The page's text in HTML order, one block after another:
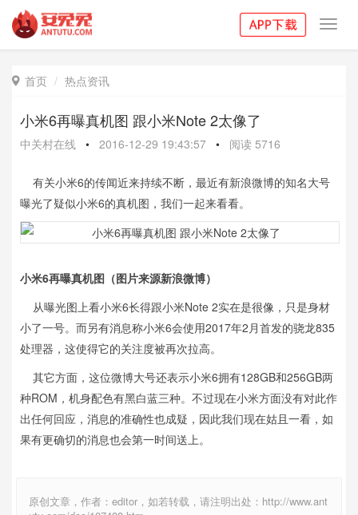
 首页 热点资讯
小米6再曝真机图 跟小米Note 2太像了
中关村在线 • 2016-12-29 19:43:57 • 阅读 5716
有关小米6的传闻近来持续不断，最近有新浪微博的知名大号
曝光了疑似小米6的真机图，我们一起来看看。
小米6再曝真机图（图片来源新浪微博）
从曝光图上看小米6长得跟小米Note 2实在是很像，只是身材
小了一号。而另有消息称小米6会使用2017年2月首发的骁龙835
处理器，这使得它的关注度被再次拉高。
其它方面，这位微博大号还表示小米6拥有128GB和256GB两
种ROM，机身配色有黑白蓝三种。不过现在小米方面没有对此作
出任何回应，消息的准确性也成疑，因此我们现在姑且一看，如
果有更确切的消息也会第一时间送上。
原创文章，作者：editor，如若转载，请注明出处：http://www.ant